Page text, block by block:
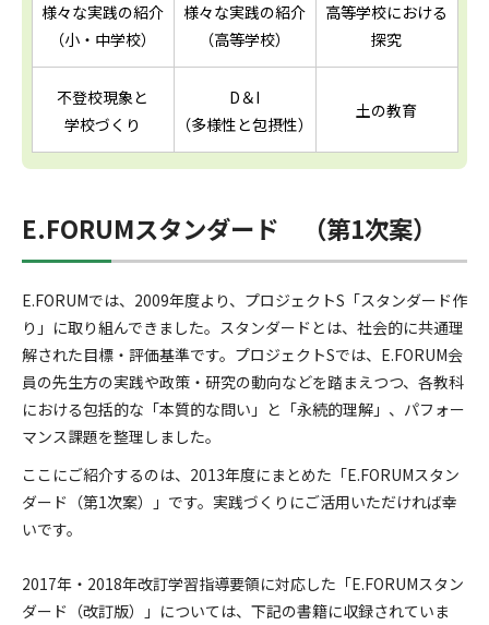
様々な実践の紹介
（小・中学校）
様々な実践の紹介
（高等学校）
高等学校における
探究
不登校現象と
学校づくり
D＆I
（多様性と包摂性）
土の教育
E.FORUMスタンダード （第1次案）
E.FORUMでは、2009年度より、プロジェクトS「スタンダード作
り」に取り組んできました。スタンダードとは、社会的に共通理
解された目標・評価基準です。プロジェクトSでは、E.FORUM会
員の先生方の実践や政策・研究の動向などを踏まえつつ、各教科
における包括的な「本質的な問い」と「永続的理解」、パフォー
マンス課題を整理しました。
ここにご紹介するのは、2013年度にまとめた「E.FORUMスタン
ダード（第1次案）」です。実践づくりにご活用いただければ幸
いです。
2017年・2018年改訂学習指導要領に対応した「E.FORUMスタン
ダード（改訂版）」については、下記の書籍に収録されていま